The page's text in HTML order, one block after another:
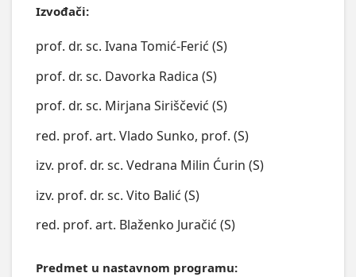
Izvođači:
prof. dr. sc. Ivana Tomić-Ferić (S)
prof. dr. sc. Davorka Radica (S)
prof. dr. sc. Mirjana Siriščević (S)
red. prof. art. Vlado Sunko, prof. (S)
izv. prof. dr. sc. Vedrana Milin Ćurin (S)
izv. prof. dr. sc. Vito Balić (S)
red. prof. art. Blaženko Juračić (S)
Predmet u nastavnom programu: